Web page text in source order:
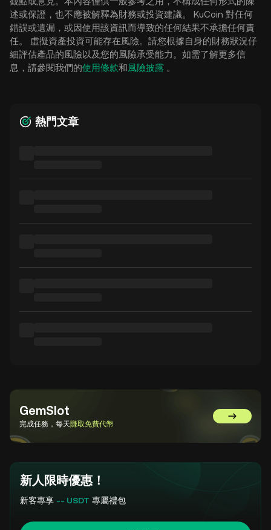
述或保證，也不應被解釋為財務或投資建議。 KuCoin 對任何
錯誤或遺漏，或因使用該資訊而導致的任何結果不承擔任何責
任。 虛擬資產投資可能存在風險。請您根據自身的財務狀況仔
細評估產品的風險以及您的風險承受能力。如需了解更多信
息，請參閱我們的使用條款和風險披露 。
熱門文章
GemSlot
完成任務，每天賺取免費代幣 前往
新人限時優惠！
新客專享 -- USDT 專屬禮包